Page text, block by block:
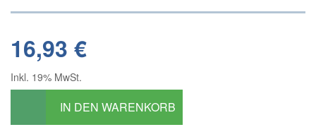
16,93 €
Inkl. 19% MwSt.
IN DEN WARENKORB